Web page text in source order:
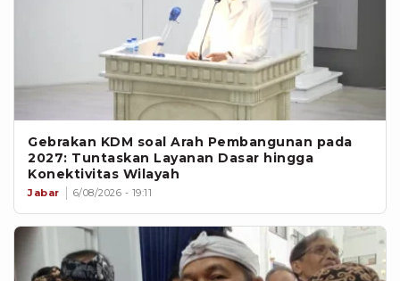
Gebrakan KDM soal Arah Pembangunan pada
2027: Tuntaskan Layanan Dasar hingga
Konektivitas Wilayah
Jabar 6/08/2026 - 19:11